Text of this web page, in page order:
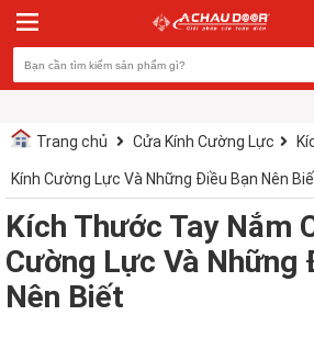
Trang chủ Cửa Kính Cường Lực
Kính Cường Lực Và Những Điều Bạn Nên
Kích Thước Tay Nắm
Cường Lực Và Những
Nên Biết